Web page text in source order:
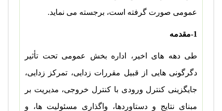
عمومی صورت گرفته است، برجسته می نماید.
1-مقدمه
طی دهه های اخیر، اداره بخش عمومی تحت تأثیر
دگرگونی هایی از قبیل مقررات زدایی، تمرکز زدایی،
جایگزینی کنترل ورودی با کنترل خروجی، مدیریت بر
مبنای نتایج و دستاوردها، واگذاری مسئولیت ها، و